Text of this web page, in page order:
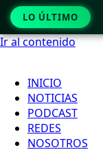
Ir al contenido
INICIO
NOTICIAS
PODCAST
REDES
NOSOTROS
LO ÚLTIMO
11 x86-x64